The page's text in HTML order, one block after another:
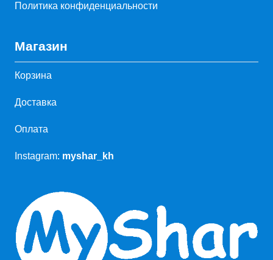
Политика конфиденциальности
Магазин
Корзина
Доставка
Оплата
Instagram: myshar_kh